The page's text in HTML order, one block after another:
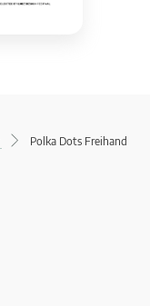
Polka Dots Freihand